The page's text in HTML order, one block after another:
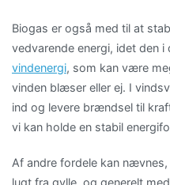
Biogas er også med til at
vedvarende energi, idet den
vindenergi, som kan være
vinden blæser eller ej. I
ind og levere brændsel til
vi kan holde en stabil
Af andre fordele kan
lugt fra gylle, og generelt